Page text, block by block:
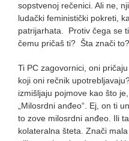
sopstvenoj rečenici. Ali ne,
ludački feministički pokreti,
patrijarhata. Protiv čega se
čemu pričaš ti? Šta znači
Ti PC zagovornici, oni
koji oni rečnik
izmišljaju pojmove kao što
„Milosrdni anđeo“. Ej, on ti
to zove milosrdni anđeo. Ili
kolateralna šteta. Znači